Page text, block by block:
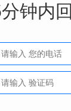
钟内